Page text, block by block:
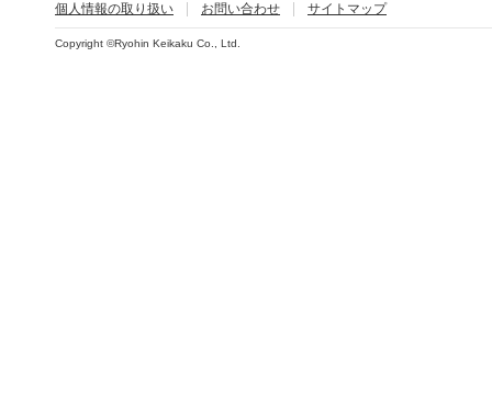
個人情報の取り扱い お問い合わせ サイトマップ
Copyright ©Ryohin Keikaku Co., Ltd.